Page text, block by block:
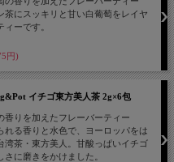
茶にスッキリと甘い白葡萄をレイヤ
ーです。
円)
イチゴ東方美人茶 2g×6包
香りを加えたフレーバーティー
れる香りと水色で、ヨーロッパをは
湾茶・東方美人。甘酸っぱいイチゴ
に磨きをかけました。